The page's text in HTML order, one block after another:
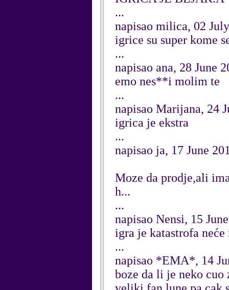
...
napisao milica, 02
igrice su super kome
...
napisao ana, 28 June
emo nes**i molim te
...
napisao Marijana, 24
igrica je ekstra
...
napisao ja, 17 June
Moze da prodje,ali
h...
...
napisao Nensi, 15
igra je katastrofa neće
...
napisao *EMA*, 14
boze da li je neko cuo